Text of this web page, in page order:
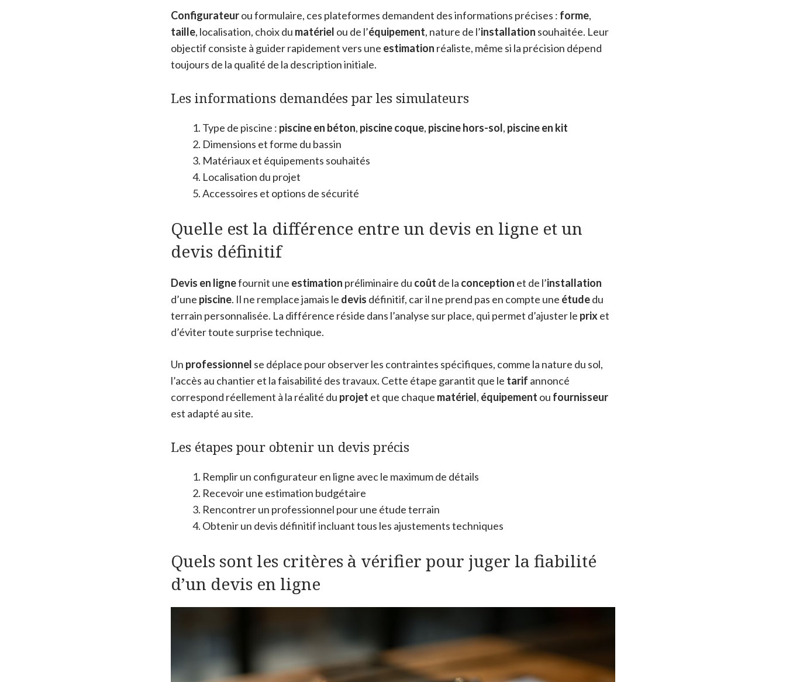
Configurateurou formulaire, ces plateformes demandent des informations précises : forme,
taille, localisation, choix du matériel ou de l’équipement, nature de l’installation souhaitée. Leur
objectif consiste à guider rapidement vers une estimation réaliste, même si la précision dépend
toujours de la qualité de la description initiale.
Les informations demandées par les simulateurs
Type de piscine : piscine en béton, piscine coque, piscine hors-sol, piscine en kit
Dimensions et forme du bassin
Matériaux et équipements souhaités
Localisation du projet
Accessoires et options de sécurité
Quelle est la différence entre un devis en ligne et un
devis définitif
Devis en lignefournit une estimation préliminaire du coût de la conception et de l’installation
d’une piscine. Il ne remplace jamais le devis définitif, car il ne prend pas en compte une étudedu
terrain personnalisée. La différence réside dans l’analyse sur place, qui permet d’ajuster le prixet
d’éviter toute surprise technique.
Un professionnel se déplace pour observer les contraintes spécifiques, comme la nature du sol,
l’accès au chantier et la faisabilité des travaux. Cette étape garantit que le tarif annoncé
correspond réellement à la réalité du projet et que chaque matériel, équipement ou fournisseur
est adapté au site.
Les étapes pour obtenir un devis précis
Remplir un configurateur en ligne avec le maximum de détails
Recevoir une estimation budgétaire
Rencontrer un professionnel pour une étude terrain
Obtenir un devis définitif incluant tous les ajustements techniques
Quels sont les critères à vérifier pour juger la fiabilité
d’un devis en ligne